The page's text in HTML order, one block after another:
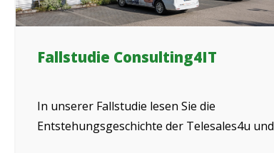
Fallstudie Consulting4IT
In unserer Fallstudie lesen Sie die
Entstehungsgeschichte der Telesales4u und